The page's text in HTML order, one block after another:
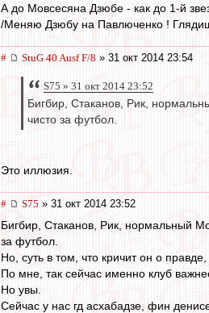
А до Мовсесяна Дзюбе - как до 1-й
/Меняю Дзюбу на Павлюченко !
# StuG 40 Ausf F/8 » 31 окт 2014 23:54
S75 » 31 окт 2014 23:52
Бигбир, Стаканов, Рик,
чисто за футбол.
Это иллюзия.
# S75 » 31 окт 2014 23:52
Бигбир, Стаканов, Рик, нормальный
за футбол.
Но, суть в том, что кричит он о
По мне, так сейчас именно клуб
Но увы.
Сейчас у нас гд асхабадзе, фин